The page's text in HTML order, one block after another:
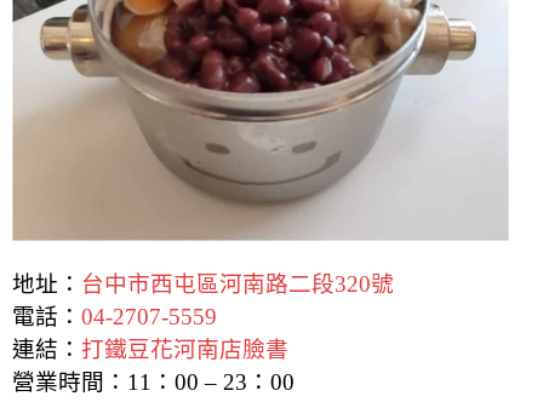
地址： 台中市西屯區河南路二段320號
電話： 04-2707-5559
連結： 打鐵豆花河南店臉書
營業時間： 11：00 – 23：00